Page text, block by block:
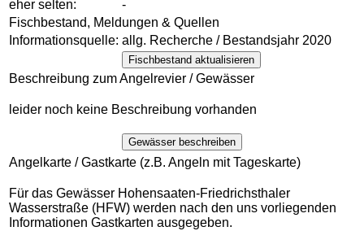
eher selten:
-
Fischbestand, Meldungen & Quellen
Informationsquelle: allg. Recherche / Bestandsjahr 2020
Fischbestand aktualisieren
Beschreibung zum Angelrevier / Gewässer
leider noch keine Beschreibung vorhanden
Gewässer beschreiben
Angelkarte / Gastkarte (z.B. Angeln mit Tageskarte)
Für das Gewässer Hohensaaten-Friedrichsthaler
Wasserstraße (HFW) werden nach den uns vorliegenden
Informationen Gastkarten ausgegeben.